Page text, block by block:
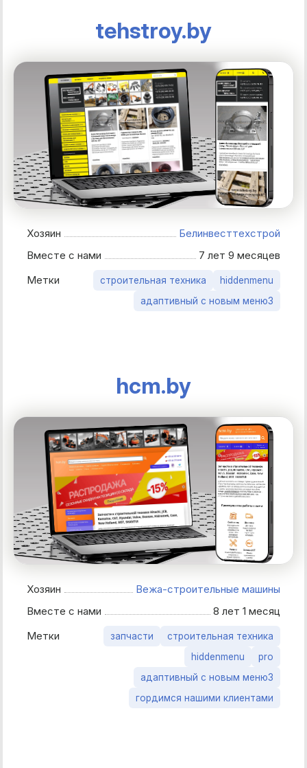
tehstroy.by
Хозяин
Белинвесттехстрой
Вместе с нами
7 лет 9 месяцев
Метки
строительная техника
hiddenmenu
адаптивный с новым меню3
hcm.by
Хозяин
Вежа-строительные машины
Вместе с нами
8 лет 1 месяц
Метки
запчасти
строительная техника
hiddenmenu
pro
адаптивный с новым меню3
гордимся нашими клиентами